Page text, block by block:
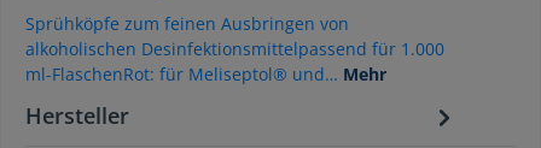
Sprühköpfe zum feinen Ausbringen von
alkoholischen Desinfektionsmittelpassend für 1.000
ml-FlaschenRot: für Meliseptol® und… Mehr
Hersteller